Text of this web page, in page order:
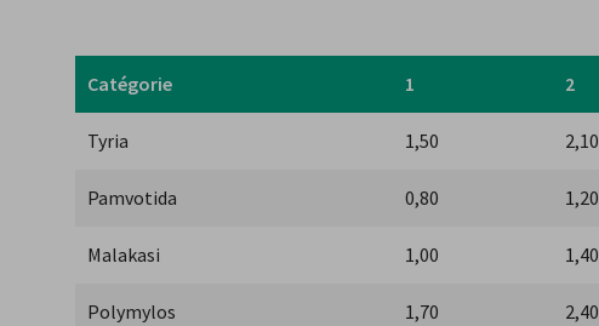
Catégorie 1 2
Tyria 1,50 2,10
Pamvotida 0,80 1,20
Malakasi 1,00 1,40
Polymylos 1,70 2,40